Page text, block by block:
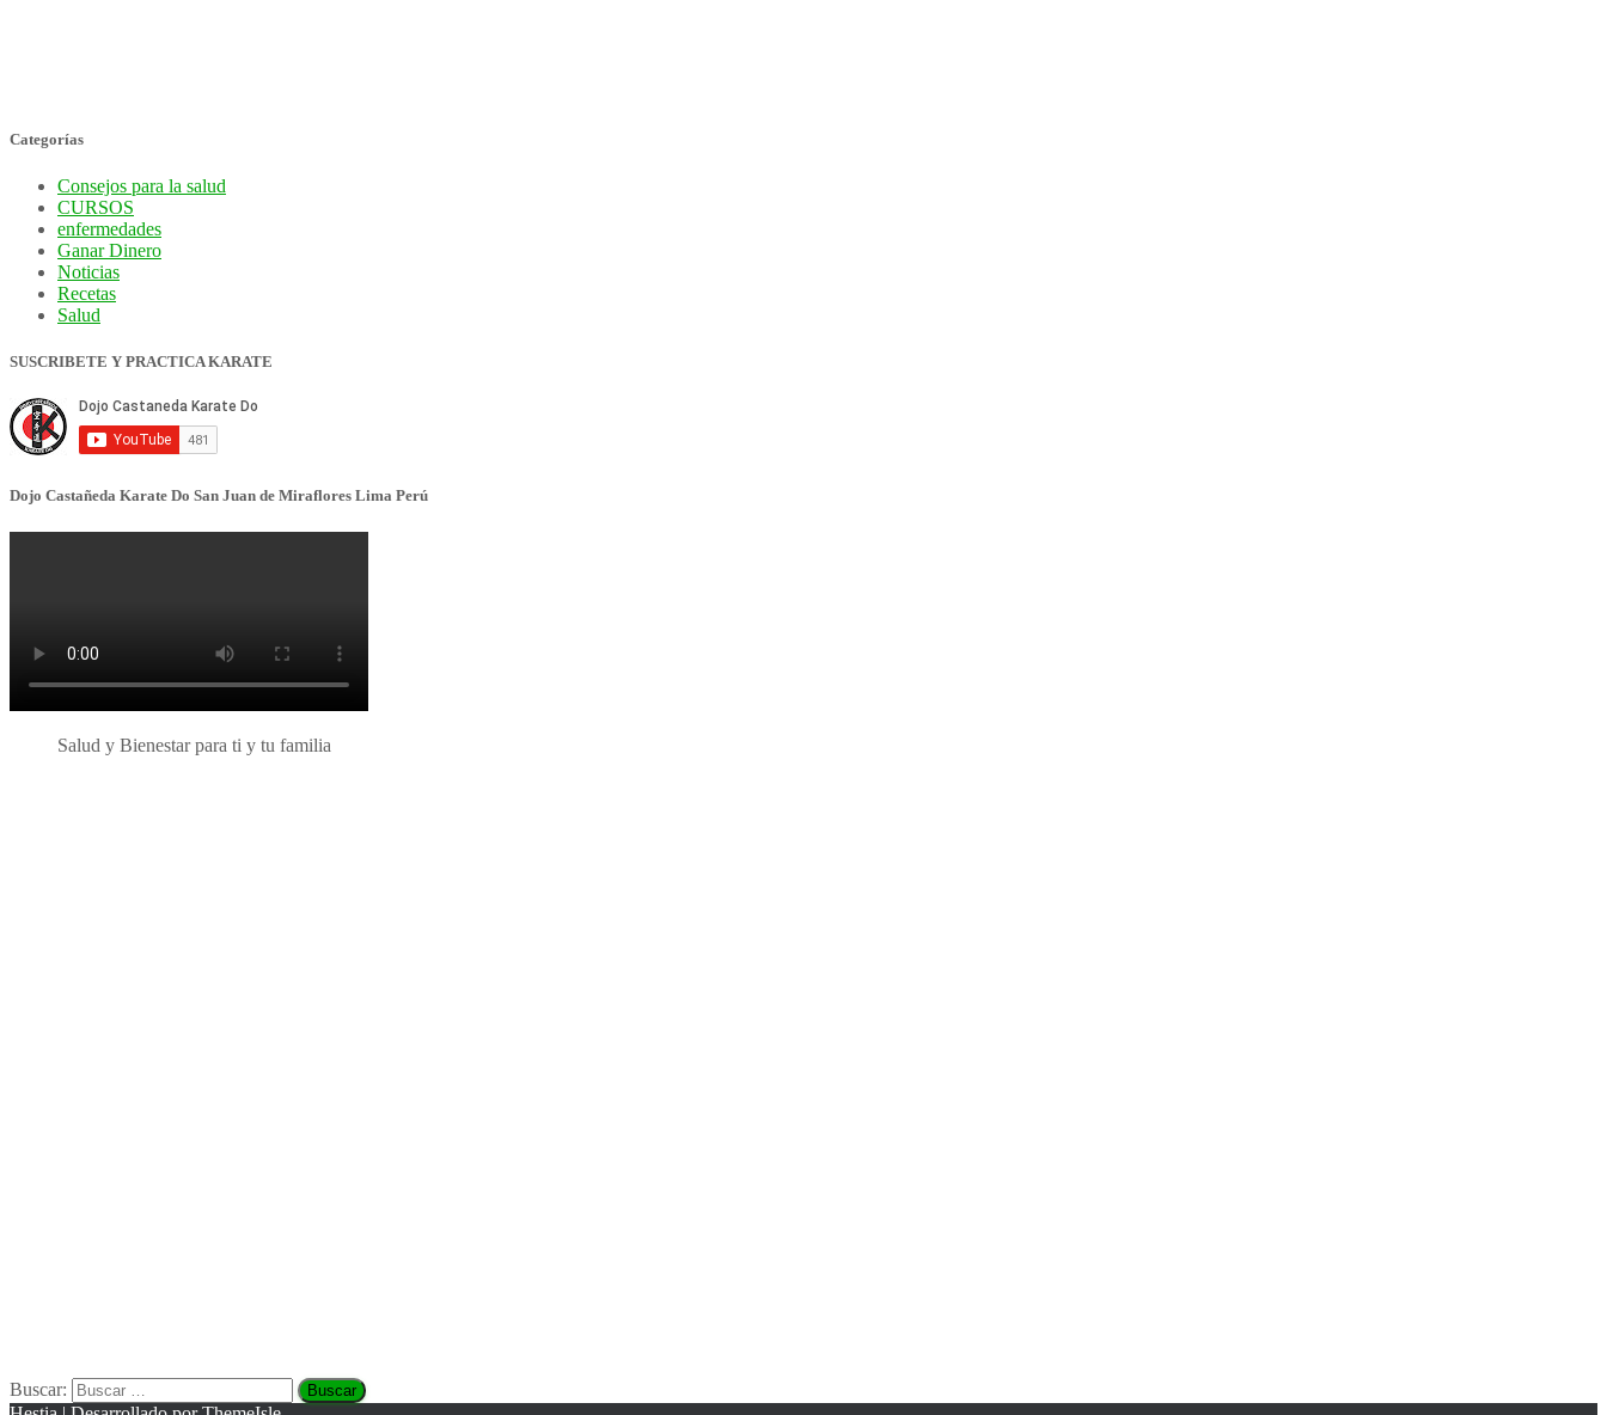
Categorías
Consejos para la salud
CURSOS
enfermedades
Ganar Dinero
Noticias
Recetas
Salud
SUSCRIBETE Y PRACTICA KARATE
Dojo Castañeda Karate Do San Juan de Miraflores Lima Perú
Salud y Bienestar para ti y tu familia
Buscar: